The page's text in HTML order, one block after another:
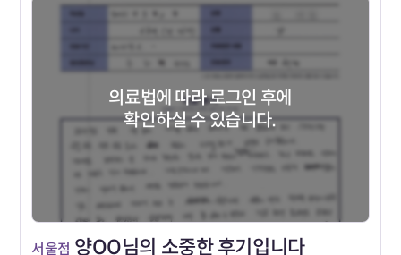
의료법에 따라 로그인 후에
확인하실 수 있습니다.
서울점 양OO님의 소중한 후기입니다